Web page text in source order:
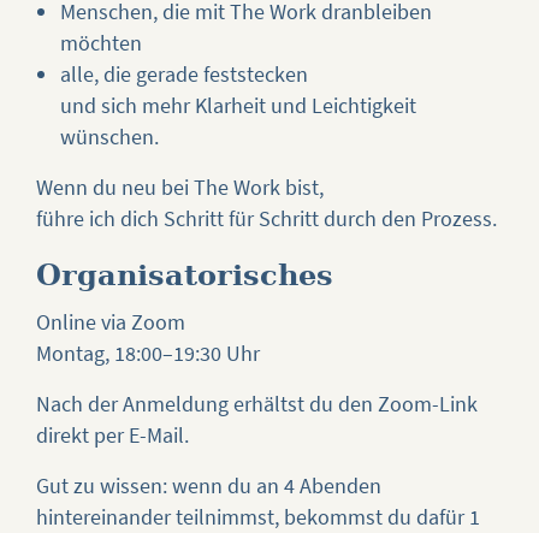
Menschen, die mit The Work dranbleiben
möchten
alle, die gerade feststecken
und sich mehr Klarheit und Leichtigkeit
wünschen.
Wenn du neu bei The Work bist,
führe ich dich Schritt für Schritt durch den Prozess.
Organisatorisches
Online via Zoom
Montag, 18:00–19:30 Uhr
Nach der Anmeldung erhältst du den Zoom-Link
direkt per E-Mail.
Gut zu wissen: wenn du an 4 Abenden
hintereinander teilnimmst, bekommst du dafür 1